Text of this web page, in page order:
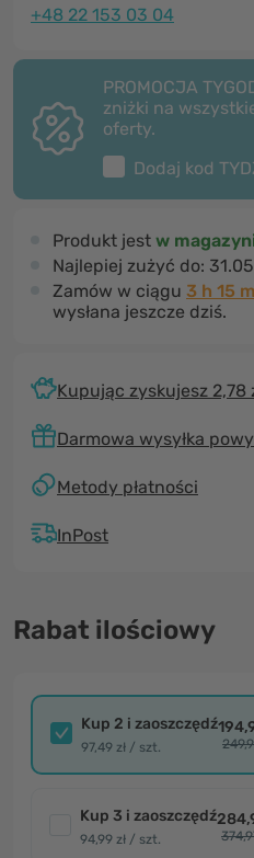
+48 22 153 03 04
PROMOCJA
zniżki na
oferty.
Dodaj kod
Produkt jest w
Najlepiej zużyć do:
Zamów w ciągu 3 h 15
wysłana jeszcze dziś.
Kupując zyskujesz 2,78
Darmowa wysyłka
Metody płatności
InPost
Rabat ilościowy
Kup 2 i zaoszczędź
97,49 zł / szt.
Kup 3 i zaoszczędź
94,99 zł / szt.